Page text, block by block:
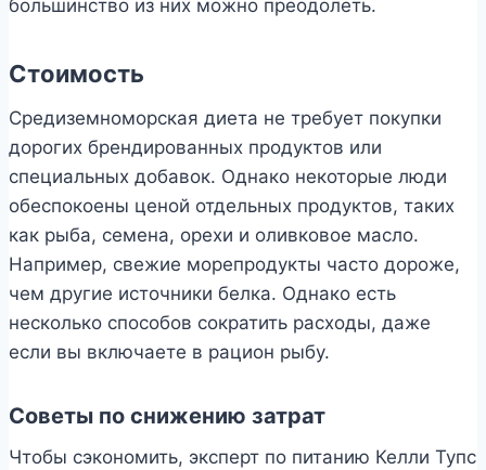
большинство из них можно преодолеть.
Стоимость
Средиземноморская диета не требует покупки
дорогих брендированных продуктов или
специальных добавок. Однако некоторые люди
обеспокоены ценой отдельных продуктов, таких
как рыба, семена, орехи и оливковое масло.
Например, свежие морепродукты часто дороже,
чем другие источники белка. Однако есть
несколько способов сократить расходы, даже
если вы включаете в рацион рыбу.
Советы по снижению затрат
Чтобы сэкономить, эксперт по питанию Келли Тупс